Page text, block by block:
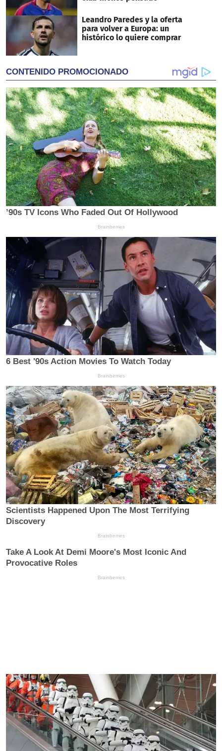
Leandro Paredes y la oferta
para volver a Europa: un
histórico lo quiere comprar